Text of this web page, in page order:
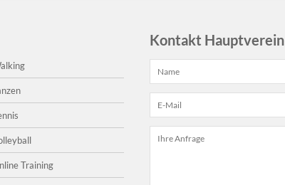
Training
Kontakt Hauptverein